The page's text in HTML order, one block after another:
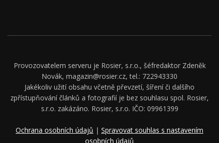
Provozovatelem serveru je Rosier, s.r.o., šéfredaktor Zdeněk
Novák, magazin@rosier.cz, tel.: 722943330
Jakékoliv užití obsahu včetně převzetí, šíření či dalšího
zpřístupňování článků a fotografií je bez souhlasu spol. Rosier,
s.r.o. zakázáno. Rosier, s.r.o. IČO: 09961399
Ochrana osobních údajů | Spravovat souhlas s nastavením
osobních údajů